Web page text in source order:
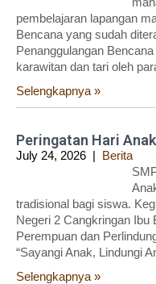
pembelajaran lapangan
Bencana yang sudah
Penanggulangan
karawitan dan tari oleh
Selengkapnya »
Peringatan Hari
July 24, 2026 | Berita
tradisional bagi siswa.
Negeri 2 Cangkringan
Perempuan dan
“Sayangi Anak, Lindungi
Selengkapnya »